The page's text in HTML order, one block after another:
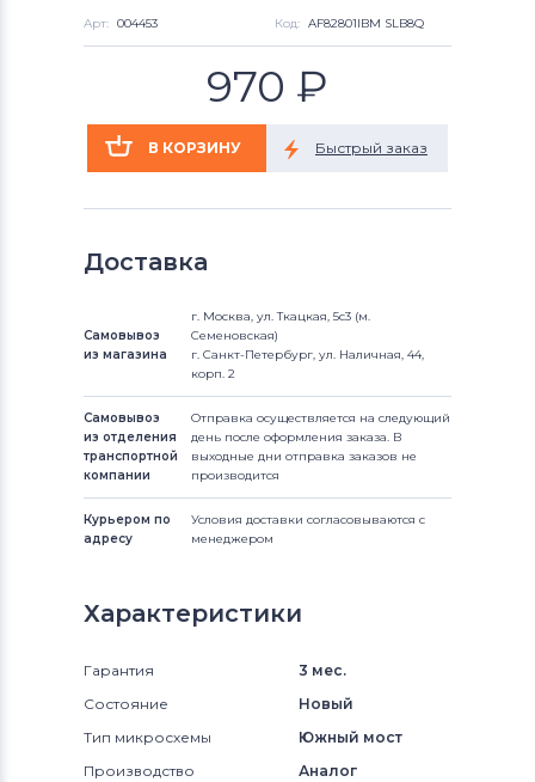
Арт: 004453 Код: AF82801IBM SLB8Q
970 ₽
Доставка
Самовывоз
из магазина
г. Москва, ул. Ткацкая, 5с3 (м.
Семеновская)
г. Санкт-Петербург, ул. Наличная, 44,
корп. 2
Самовывоз
из отделения
транспортной
компании
Отправка осуществляется на следующий
день после оформления заказа. В
выходные дни отправка заказов не
производится
Курьером по
адресу
Условия доставки согласовываются с
менеджером
Характеристики
Гарантия
3 мес.
Состояние
Новый
Тип микросхемы
Южный мост
Производство
Аналог